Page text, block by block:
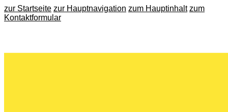
zur Startseite zur Hauptnavigation zum Hauptinhalt zum
Kontaktformular